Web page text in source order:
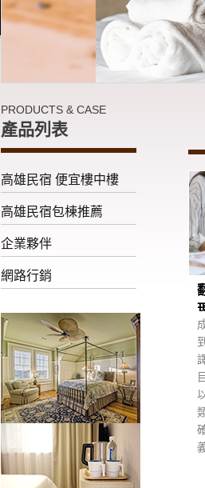
PRODUCTS & CASE
產品列表
高雄民宿 便宜樓中樓
高雄民宿包棟推薦
企業夥伴
網路行銷